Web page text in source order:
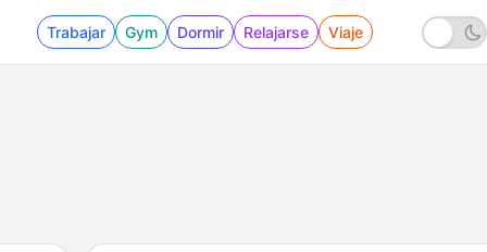
Trabajar Gym Dormir Relajarse Viaje